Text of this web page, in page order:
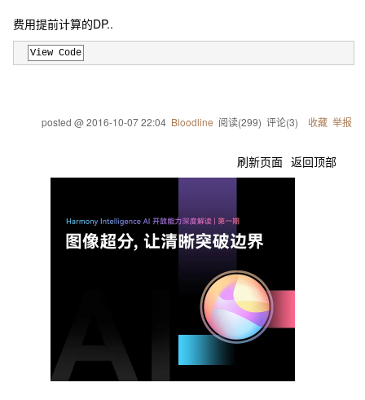
费用提前计算的DP..
View Code
posted @2016-10-07 22:04 Bloodline 阅读(299) 评论(3) 收藏 举报
刷新页面 返回顶部